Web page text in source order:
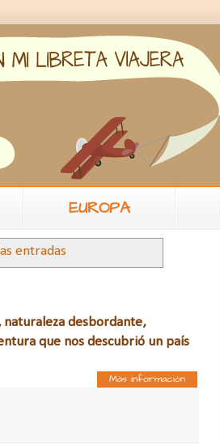
EUROPA
entradas
naturaleza desbordante,
que nos descubrió un país
Más información